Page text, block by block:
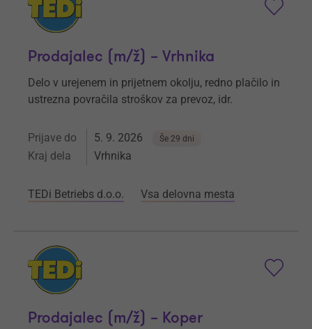
Prodajalec (m/ž) – Vrhnika
Delo v urejenem in prijetnem okolju, redno plačilo in
ustrezna povračila stroškov za prevoz, idr.
Prijave do 5. 9. 2026 Še 29 dni
Kraj dela Vrhnika
TEDi Betriebs d.o.o. Vsa delovna mesta
Prodajalec (m/ž) – Koper